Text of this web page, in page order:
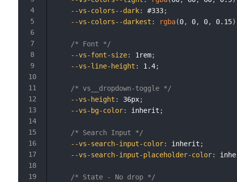
--vs-colors--dark: #333;
--vs-colors--darkest : rgba(0, 0, 0, 0.15)
/* Font */
--vs-font-size: 1rem;
--vs-line-height : 1.4;
/* vs__dropdown-toggle */
--vs-height : 36px;
--vs-bg-color: inherit ;
/* Search Input */
--vs-search-input-color: inherit ;
--vs-search-input-placeholder-color:
/* State - No drop */